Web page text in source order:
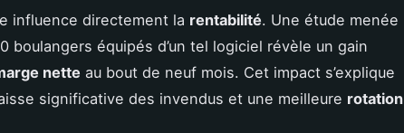
influence directement la rentabilité. Une étude menée
boulangers équipés d’un tel logiciel révèle un gain
nette au bout de neuf mois. Cet impact s’explique
significative des invendus et une meilleure rotation